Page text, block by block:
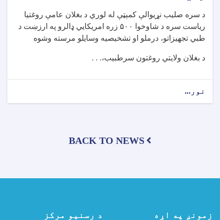
فارغ
شول
د سره صلیب نړیوالې کمېټې له لوري د بغلان عامې روغتیا
ریاست سره د شاوخوا ۵۰۰ زره امریکايي ډالرو په ارزښت د
طبي تجهیزاتو، درملو او تشخیصیه وسایلو مرسته وشوه
د بغلان ولایتي روغتون سرطبیب،. . .
نور...
ریاست
BACK TO NEWS
زمونږ په اړه د رسنیو مرکز